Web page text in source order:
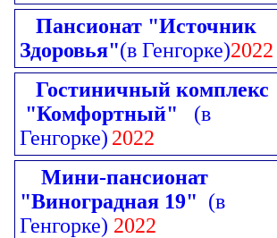
Пансионат "Источник
Здоровья"(в Генгорке)2022
Гостиничный комплекс
"Комфортный" (в
Генгорке) 2022
Мини-пансионат
"Виноградная 19" (в
Генгорке) 2022